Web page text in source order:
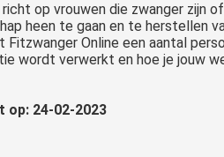
op vrouwen die zwanger zijn
heen te gaan en te herstellen
Online een aantal
wordt verwerkt en hoe je jouw
op: 24-02-2023